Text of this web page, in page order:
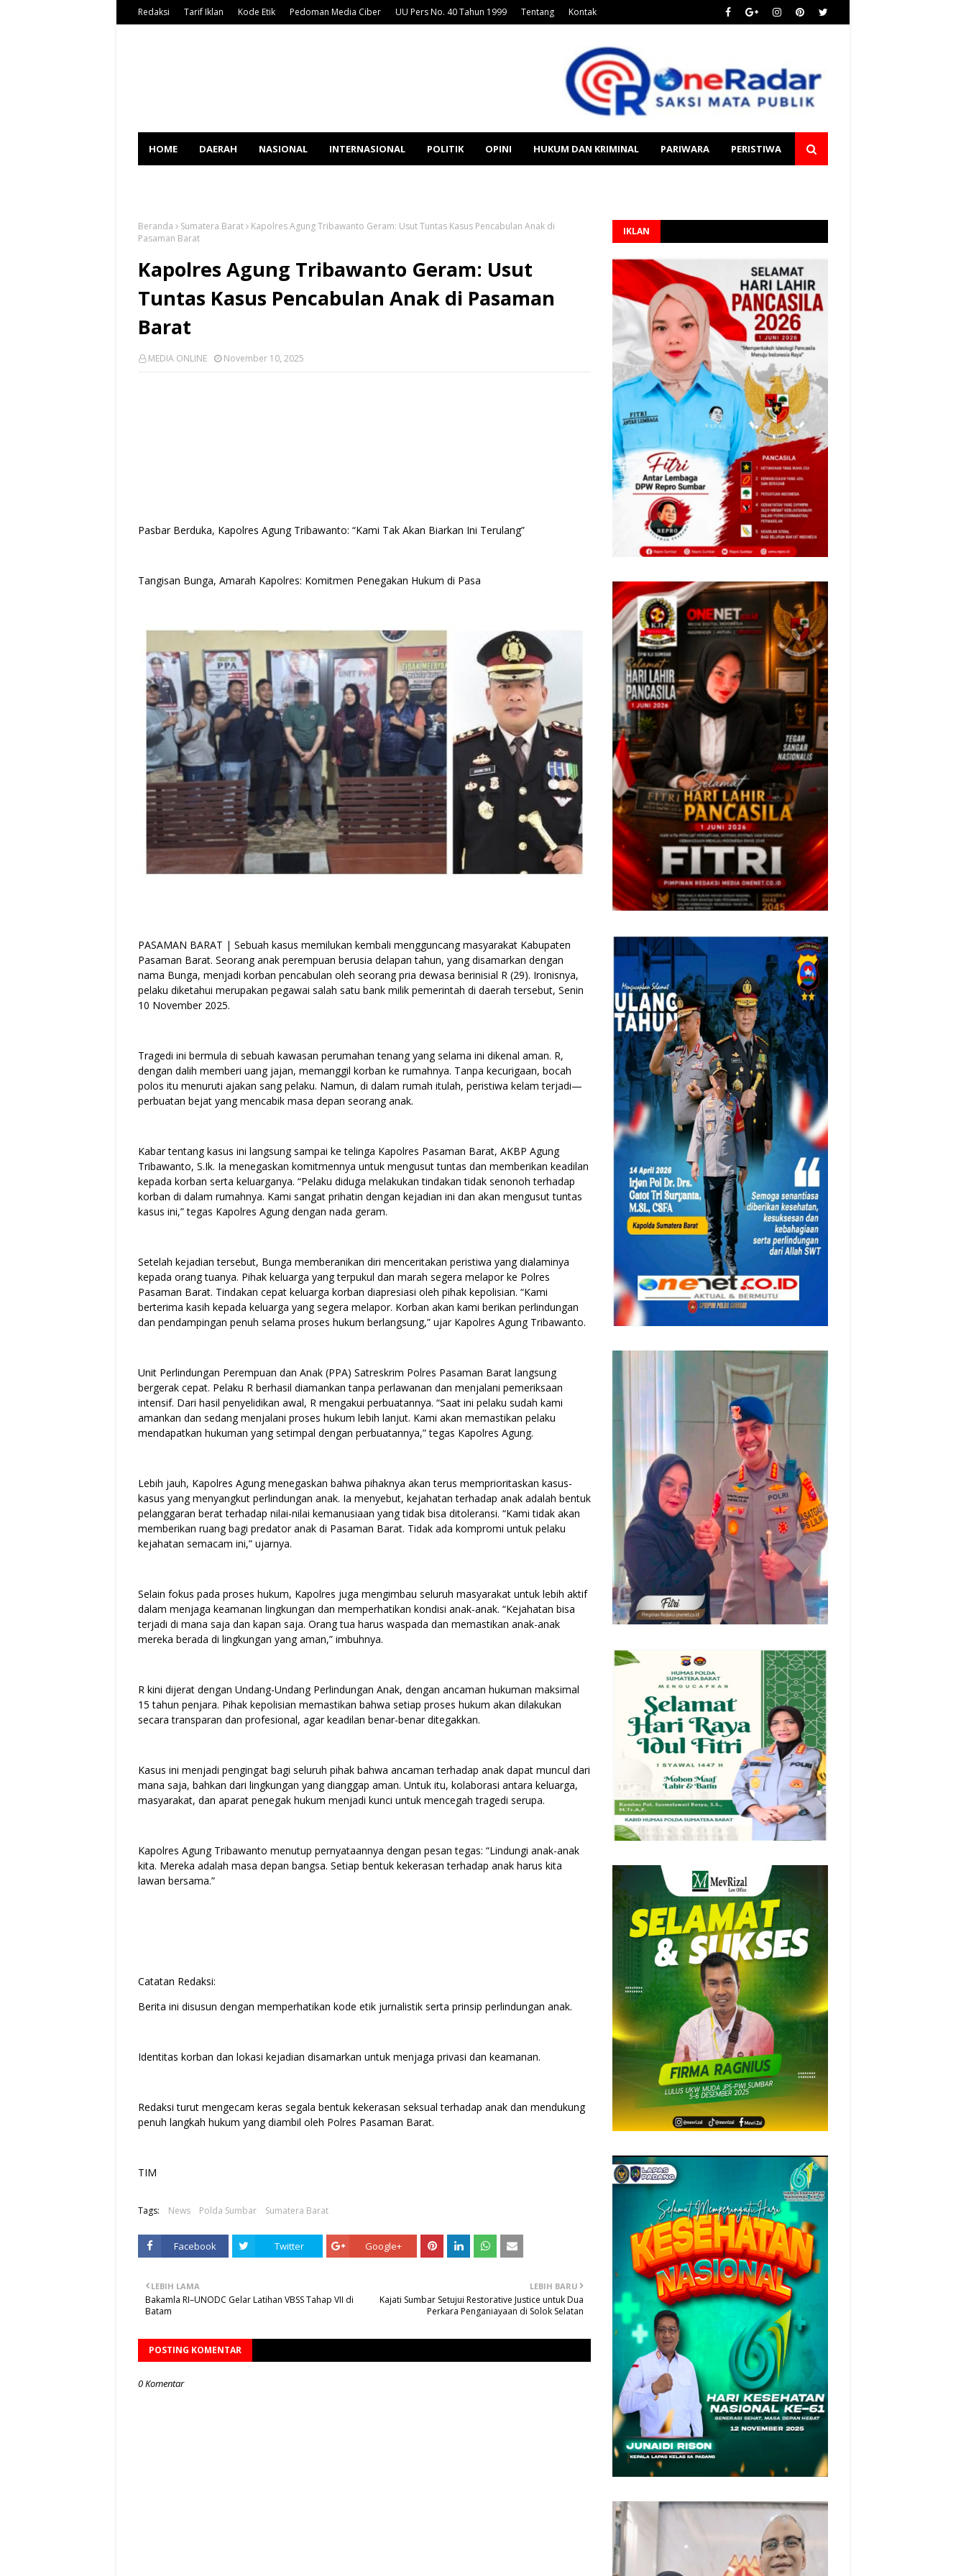
Redaksi Tarif Iklan Kode Etik Pedoman Media Ciber UU Pers No. 40 Tahun 1999 Tentang Kontak
HOME DAERAH NASIONAL INTERNASIONAL POLITIK OPINI HUKUM DAN KRIMINAL PARIWARA PERISTIWA
Beranda Sumatera Barat
Kapolres Agung Tribawanto Geram: Usut Tuntas Kasus Pencabulan Anak di
Pasaman Barat
Kapolres Agung Tribawanto Geram: Usut
Tuntas Kasus Pencabulan Anak di Pasaman
Barat
MEDIA ONLINE November 10, 2025
Pasbar Berduka, Kapolres Agung Tribawanto: “Kami Tak Akan Biarkan Ini Terulang”
Tangisan Bunga, Amarah Kapolres: Komitmen Penegakan Hukum di Pasa
PASAMAN BARAT | Sebuah kasus memilukan kembali mengguncang masyarakat Kabupaten
Pasaman Barat. Seorang anak perempuan berusia delapan tahun, yang disamarkan dengan
nama Bunga, menjadi korban pencabulan oleh seorang pria dewasa berinisial R (29). Ironisnya,
pelaku diketahui merupakan pegawai salah satu bank milik pemerintah di daerah tersebut, Senin
10 November 2025.
Tragedi ini bermula di sebuah kawasan perumahan tenang yang selama ini dikenal aman. R,
dengan dalih memberi uang jajan, memanggil korban ke rumahnya. Tanpa kecurigaan, bocah
polos itu menuruti ajakan sang pelaku. Namun, di dalam rumah itulah, peristiwa kelam terjadi—
perbuatan bejat yang mencabik masa depan seorang anak.
Kabar tentang kasus ini langsung sampai ke telinga Kapolres Pasaman Barat, AKBP Agung
Tribawanto, S.Ik. Ia menegaskan komitmennya untuk mengusut tuntas dan memberikan keadilan
kepada korban serta keluarganya. “Pelaku diduga melakukan tindakan tidak senonoh terhadap
korban di dalam rumahnya. Kami sangat prihatin dengan kejadian ini dan akan mengusut tuntas
kasus ini,” tegas Kapolres Agung dengan nada geram.
Setelah kejadian tersebut, Bunga memberanikan diri menceritakan peristiwa yang dialaminya
kepada orang tuanya. Pihak keluarga yang terpukul dan marah segera melapor ke Polres
Pasaman Barat. Tindakan cepat keluarga korban diapresiasi oleh pihak kepolisian. “Kami
berterima kasih kepada keluarga yang segera melapor. Korban akan kami berikan perlindungan
dan pendampingan penuh selama proses hukum berlangsung,” ujar Kapolres Agung Tribawanto.
Unit Perlindungan Perempuan dan Anak (PPA) Satreskrim Polres Pasaman Barat langsung
bergerak cepat. Pelaku R berhasil diamankan tanpa perlawanan dan menjalani pemeriksaan
intensif. Dari hasil penyelidikan awal, R mengakui perbuatannya. “Saat ini pelaku sudah kami
amankan dan sedang menjalani proses hukum lebih lanjut. Kami akan memastikan pelaku
mendapatkan hukuman yang setimpal dengan perbuatannya,” tegas Kapolres Agung.
Lebih jauh, Kapolres Agung menegaskan bahwa pihaknya akan terus memprioritaskan kasus-
kasus yang menyangkut perlindungan anak. Ia menyebut, kejahatan terhadap anak adalah bentuk
pelanggaran berat terhadap nilai-nilai kemanusiaan yang tidak bisa ditoleransi. “Kami tidak akan
memberikan ruang bagi predator anak di Pasaman Barat. Tidak ada kompromi untuk pelaku
kejahatan semacam ini,” ujarnya.
Selain fokus pada proses hukum, Kapolres juga mengimbau seluruh masyarakat untuk lebih aktif
dalam menjaga keamanan lingkungan dan memperhatikan kondisi anak-anak. “Kejahatan bisa
terjadi di mana saja dan kapan saja. Orang tua harus waspada dan memastikan anak-anak
mereka berada di lingkungan yang aman,” imbuhnya.
R kini dijerat dengan Undang-Undang Perlindungan Anak, dengan ancaman hukuman maksimal
15 tahun penjara. Pihak kepolisian memastikan bahwa setiap proses hukum akan dilakukan
secara transparan dan profesional, agar keadilan benar-benar ditegakkan.
Kasus ini menjadi pengingat bagi seluruh pihak bahwa ancaman terhadap anak dapat muncul dari
mana saja, bahkan dari lingkungan yang dianggap aman. Untuk itu, kolaborasi antara keluarga,
masyarakat, dan aparat penegak hukum menjadi kunci untuk mencegah tragedi serupa.
Kapolres Agung Tribawanto menutup pernyataannya dengan pesan tegas: “Lindungi anak-anak
kita. Mereka adalah masa depan bangsa. Setiap bentuk kekerasan terhadap anak harus kita
lawan bersama.”
Catatan Redaksi:
Berita ini disusun dengan memperhatikan kode etik jurnalistik serta prinsip perlindungan anak.
Identitas korban dan lokasi kejadian disamarkan untuk menjaga privasi dan keamanan.
Redaksi turut mengecam keras segala bentuk kekerasan seksual terhadap anak dan mendukung
penuh langkah hukum yang diambil oleh Polres Pasaman Barat.
TIM
Tags: News Polda Sumbar Sumatera Barat
Facebook Twitter Google+
LEBIH BARU
Kajati Sumbar Setujui Restorative Justice untuk Dua
Perkara Penganiayaan di Solok Selatan
LEBIH LAMA
Bakamla RI–UNODC Gelar Latihan VBSS Tahap VII di
Batam
POSTING KOMENTAR
0 Komentar
IKLAN